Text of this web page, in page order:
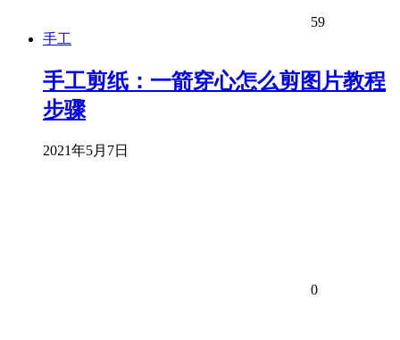
59
手工
手工剪纸：一箭穿心怎么剪图片教程
步骤
2021年5月7日
0